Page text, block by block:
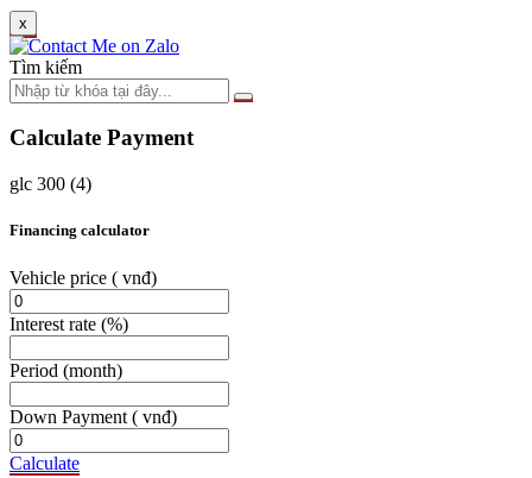
x
Tìm kiếm
Calculate Payment
glc 300 (4)
Financing calculator
Vehicle price ( vnđ)
Interest rate (%)
Period (month)
Down Payment ( vnđ)
Calculate